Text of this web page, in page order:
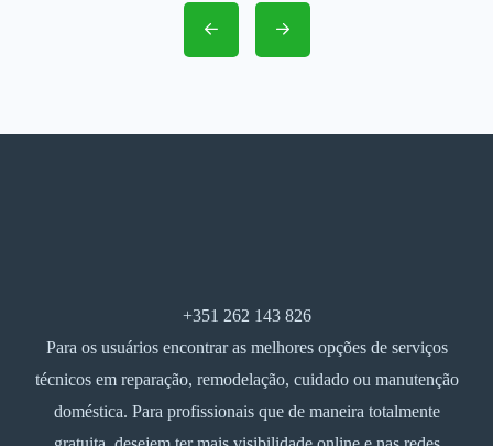
+351 262 143 826
Para os usuários encontrar as melhores opções de serviços
técnicos em reparação, remodelação, cuidado ou manutenção
doméstica. Para profissionais que de maneira totalmente